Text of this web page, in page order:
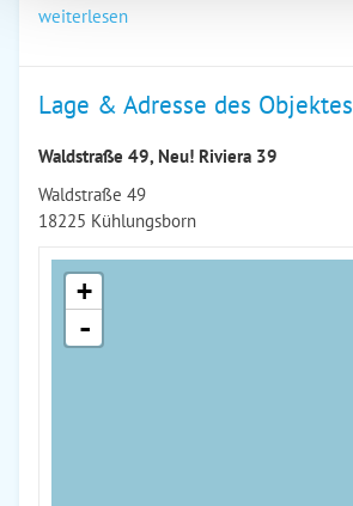
weiterlesen
Lage & Adresse des Objektes
Waldstraße 49, Neu! Riviera 39
Waldstraße 49
18225 Kühlungsborn
+
-